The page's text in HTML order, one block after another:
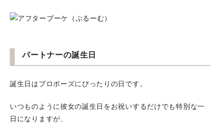
パートナーの誕生日
誕生日はプロポーズにぴったりの日です。
いつものように彼女の誕生日をお祝いするだけでも特別な一
日になりますが、